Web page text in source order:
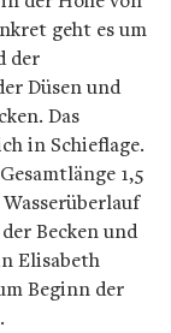
geht es um
der
Düsen und
Das
in Schieflage.
1,5
Becken und
Elisabeth
Beginn der